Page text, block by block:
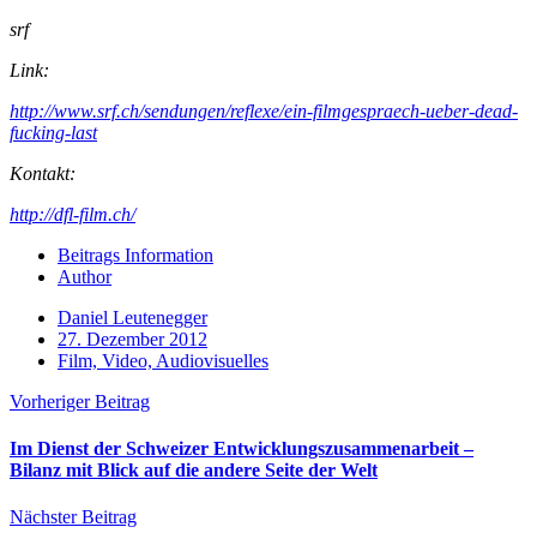
srf
Link:
http://www.srf.ch/sendungen/reflexe/ein-filmgespraech-ueber-dead-
fucking-last
Kontakt:
http://dfl-film.ch/
Beitrags Information
Author
Daniel Leutenegger
27. Dezember 2012
Film, Video, Audiovisuelles
Vorheriger Beitrag
Im Dienst der Schweizer Entwicklungszusammenarbeit –
Bilanz mit Blick auf die andere Seite der Welt
Nächster Beitrag